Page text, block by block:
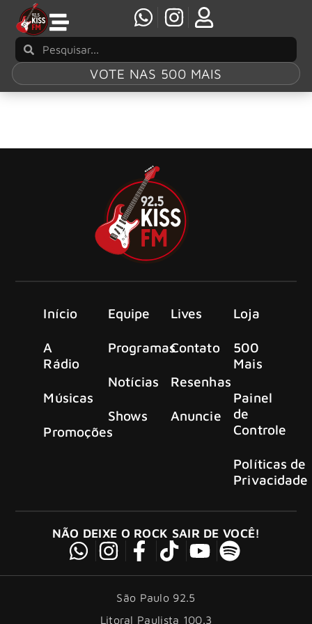
VOTE NAS 500 MAIS
Início
A
Rádio
Músicas
Promoções
Equipe
Programas
Notícias
Shows
Lives
Contato
Resenhas
Anuncie
Loja
500
Mais
Painel
de
Controle
Políticas de
Privacidade
NÃO DEIXE O ROCK SAIR DE VOCÊ!
São Paulo 92.5
Litoral Paulista 100.3